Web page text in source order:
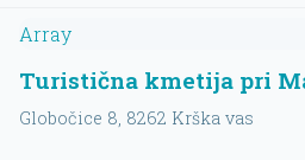
Array
Turistična kmetija pri
Globočice 8, 8262 Krška vas